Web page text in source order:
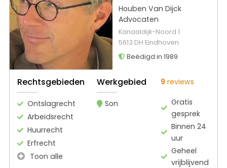
Houben Van Dijck
Advocaten
Kanaaldijk-Noord 1
5613 DH Eindhoven
Beëdigd in 1989
Rechtsgebieden
Ontslagrecht
Arbeidsrecht
Huurrecht
Erfrecht
Toon alle
Werkgebied
Son
9 reviews
Gratis
gesprek
Binnen 24
uur
Geheel
vrijblijvend